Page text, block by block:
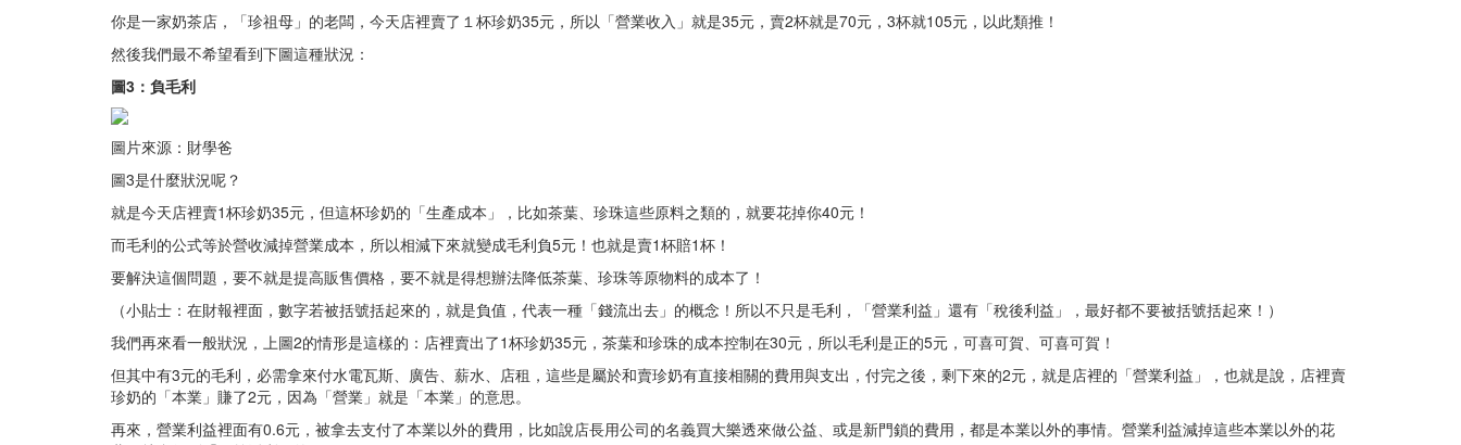
你是一家奶茶店，「珍祖母」的老闆，今天店裡賣了１杯珍奶35元，所以「營業收入」就是35元，賣2杯就是70元，3杯就105元，以此類推！
然後我們最不希望看到下圖這種狀況：
圖3：負毛利
圖片來源：財學爸
圖3是什麼狀況呢？
就是今天店裡賣1杯珍奶35元，但這杯珍奶的「生產成本」，比如茶葉、珍珠這些原料之類的，就要花掉你40元！
而毛利的公式等於營收減掉營業成本，所以相減下來就變成毛利負5元！也就是賣1杯賠1杯！
要解決這個問題，要不就是提高販售價格，要不就是得想辦法降低茶葉、珍珠等原物料的成本了！
（小貼士：在財報裡面，數字若被括號括起來的，就是負值，代表一種「錢流出去」的概念！所以不只是毛利，「營業利益」還有「稅後利益」，最好都不要被括號括起來！）
我們再來看一般狀況，上圖2的情形是這樣的：店裡賣出了1杯珍奶35元，茶葉和珍珠的成本控制在30元，所以毛利是正的5元，可喜可賀、可喜可賀！
但其中有3元的毛利，必需拿來付水電瓦斯、廣告、薪水、店租，這些是屬於和賣珍奶有直接相關的費用與支出，付完之後，剩下來的2元，就是店裡的「營業利益」，也就是說，店裡賣
珍奶的「本業」賺了2元，因為「營業」就是「本業」的意思。
再來，營業利益裡面有0.6元，被拿去支付了本業以外的費用，比如說店長用公司的名義買大樂透來做公益、或是新門鎖的費用，都是本業以外的事情。營業利益減掉這些本業以外的花